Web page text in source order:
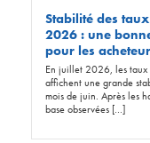
Stabilité des
2026 : une
pour les
En juillet 2026, les
affichent une grande
mois de juin. Après les
base observées […]